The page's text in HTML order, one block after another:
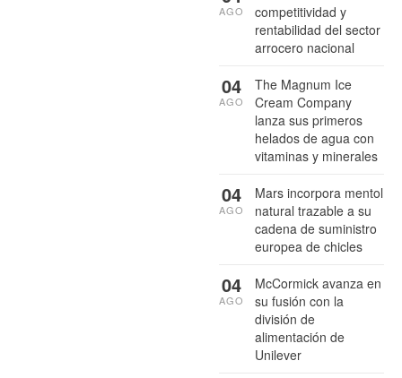
competitividad y
rentabilidad del sector
arrocero nacional
AGO
The Magnum Ice
Cream Company
lanza sus primeros
helados de agua con
vitaminas y minerales
04
AGO
Mars incorpora mentol
natural trazable a su
cadena de suministro
europea de chicles
04
AGO
McCormick avanza en
su fusión con la
división de
alimentación de
Unilever
04
AGO